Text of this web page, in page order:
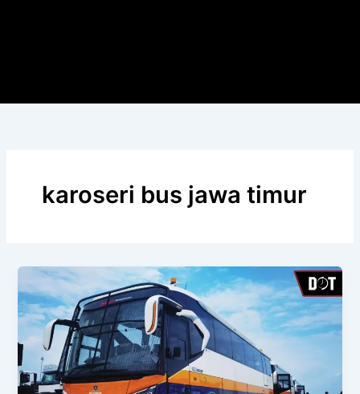
karoseri bus jawa timur